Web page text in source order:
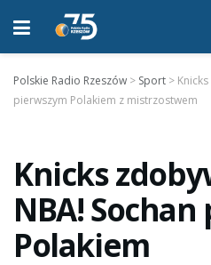
Polskie Radio Rzeszów > Sport >
pierwszym Polakiem z mistrzostwem
Knicks
NBA!
Polakiem